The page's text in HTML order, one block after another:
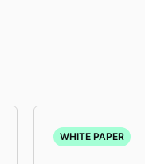
WHITE PAPER